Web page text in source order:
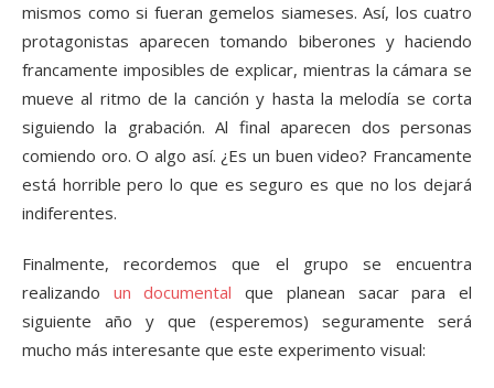
mismos como si fueran gemelos siameses. Así, los cuatro
protagonistas aparecen tomando biberones y haciendo
francamente imposibles de explicar, mientras la cámara se
mueve al ritmo de la canción y hasta la melodía se corta
siguiendo la grabación. Al final aparecen dos personas
comiendo oro. O algo así. ¿Es un buen video? Francamente
está horrible pero lo que es seguro es que no los dejará
indiferentes.
Finalmente, recordemos que el grupo se encuentra
realizando un documental que planean sacar para el
siguiente año y que (esperemos) seguramente será
mucho más interesante que este experimento visual: